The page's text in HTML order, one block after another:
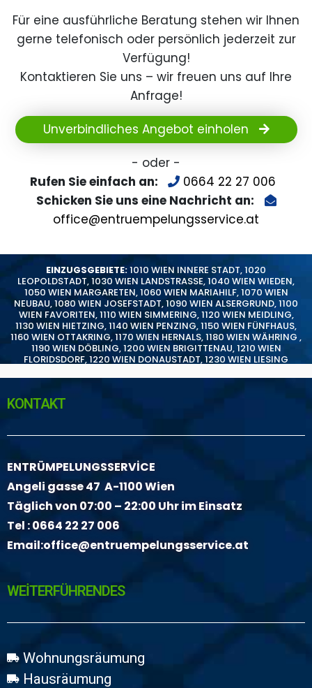
Für eine ausführliche Beratung stehen wir Ihnen
gerne telefonisch oder persönlich jederzeit zur
Verfügung!
Kontaktieren Sie uns – wir freuen uns auf Ihre
Anfrage!
Unverbindliches Angebot einholen
- oder -
Rufen Sie einfach an:
0664 22 27 006
Schicken Sie uns eine Nachricht an:
office@entruempelungsservice.at
EINZUGSGEBIETE:1010 WIEN INNERE STADT,1020
LEOPOLDSTADT,1030 WIEN LANDSTRASSE,1040 WIEN WIEDEN,
1050 WIEN MARGARETEN,1060 WIEN MARIAHILF,1070 WIEN
NEUBAU,1080 WIEN JOSEFSTADT,1090 WIEN ALSERGRUND,1100
WIEN FAVORITEN,1110 WIEN SIMMERING,1120 WIEN MEIDLING,
1130 WIEN HIETZING,1140 WIEN PENZING,1150 WIEN FÜNFHAUS,
1160 WIEN OTTAKRING,1170 WIEN HERNALS,1180 WIEN WÄHRING ,
1190 WIEN DÖBLING,1200 WIEN BRIGITTENAU,1210 WIEN
FLORIDSDORF,1220 WIEN DONAUSTADT,1230 WIEN LIESING
KONTAKT
ENTRÜMPELUNGSSERVİCE
Angeli gasse 47 A-1100 Wien
Täglich von 07:00 – 22:00 Uhr im Einsatz
Tel :0664 22 27 006
Email:office@entruempelungsservice.at
WEİTERFÜHRENDES
Wohnungsräumung
Hausräumung